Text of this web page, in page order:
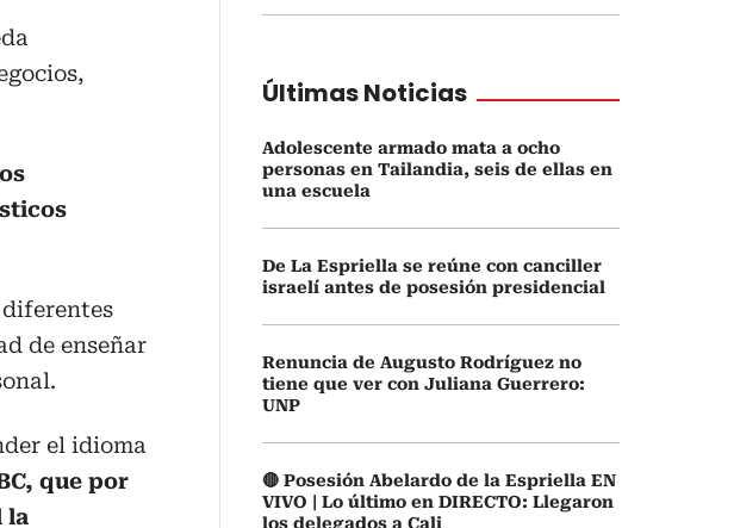
diferentes
de enseñar
el idioma
que por
la
Últimas Noticias
Adolescente armado mata a ocho
personas en Tailandia, seis de ellas en
una escuela
De La Espriella se reúne con canciller
israelí antes de posesión presidencial
Renuncia de Augusto Rodríguez no
tiene que ver con Juliana Guerrero:
UNP
🔴 Posesión Abelardo de la Espriella EN
VIVO | Lo último en DIRECTO: Llegaron
los delegados a Cali